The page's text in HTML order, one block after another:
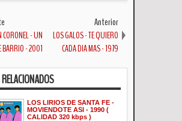
CORONEL - UN
BARRIO - 2001
Anterior
LOS GALOS - TE QUIERO
CADA DIA MAS - 1979
LOS LIRIOS DE SANTA FE -
MOVIENDOTE ASI - 1990 (
CALIDAD 320 kbps )